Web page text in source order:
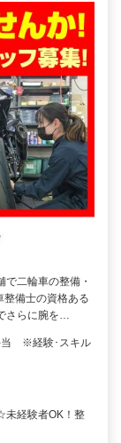
二輪車の整備・
整備士の資格ある
さらに腕を…
当 ※経験･スキル
経験者OK！整